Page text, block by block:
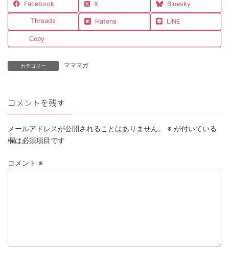
Facebook X Bluesky
Threads Hatena LINE
Copy
カテゴリー マママガ
コメントを残す
メールアドレスが公開されることはありません。 ※ が付いている
欄は必須項目です
コメント ※